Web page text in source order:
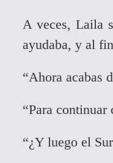
A veces, Laila
ayudaba, y al
“Ahora acabas
“Para
“¿Y luego el